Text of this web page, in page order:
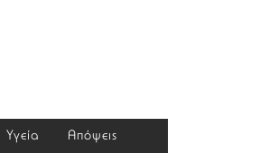
Υγεία Απόψεις